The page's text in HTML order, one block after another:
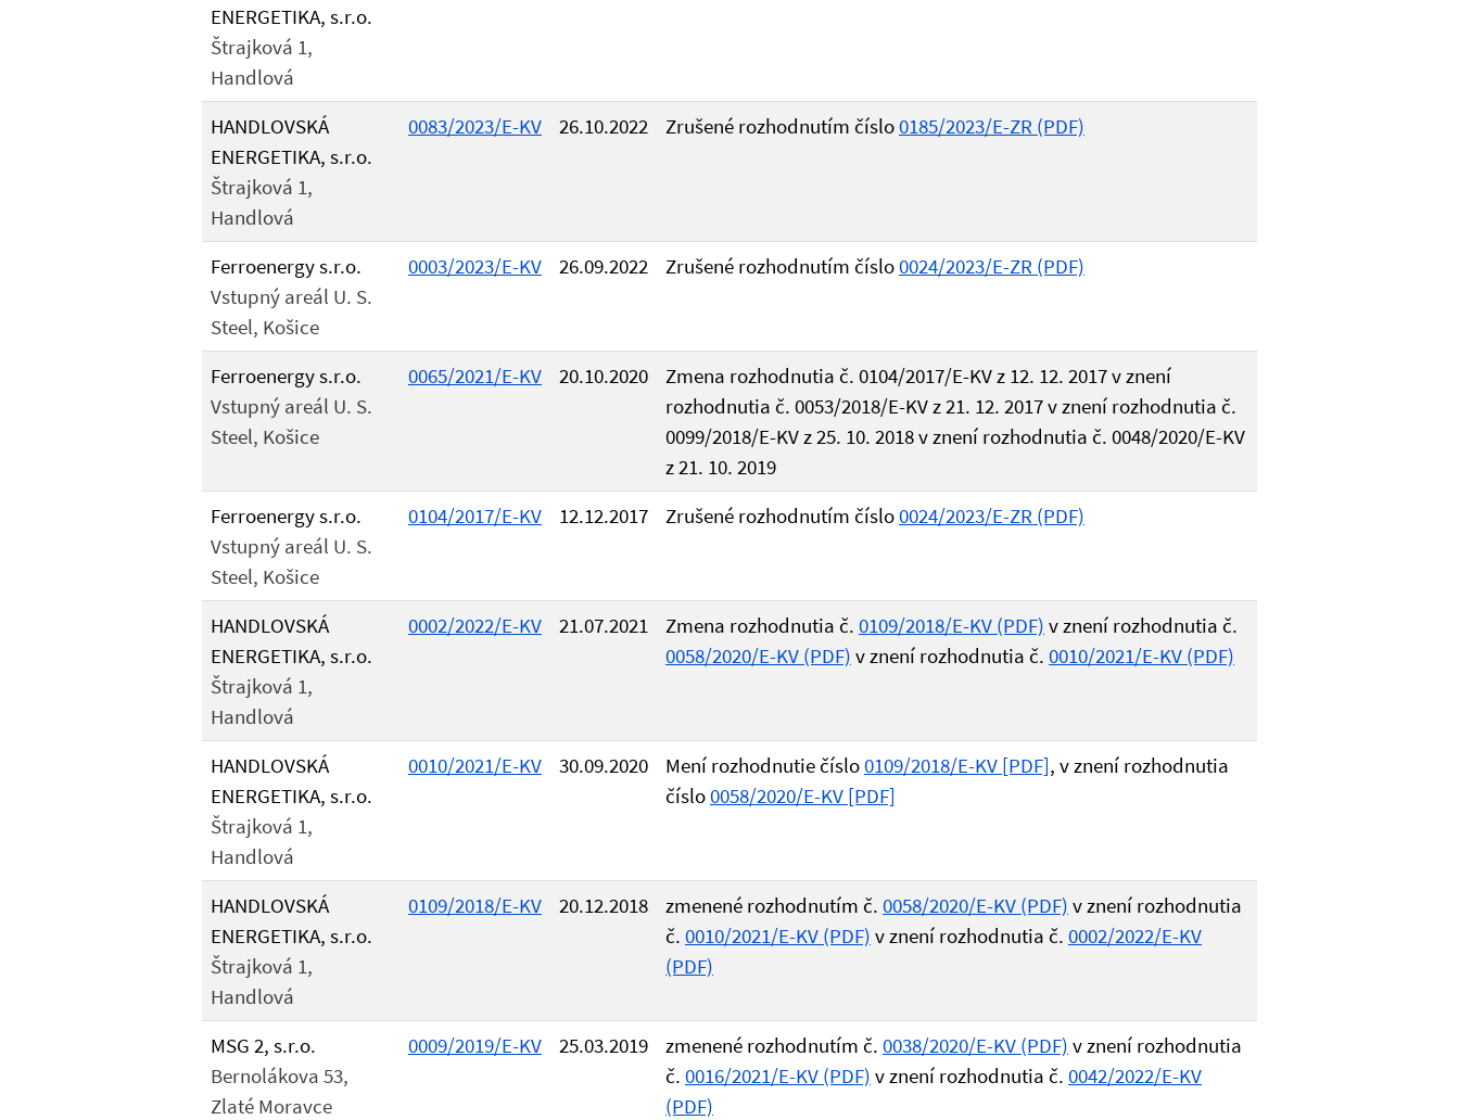
ENERGETIKA, s.r.o.
Štrajková 1,
Handlová
HANDLOVSKÁ
ENERGETIKA, s.r.o.
Štrajková 1,
Handlová
0083/2023/E-KV 26.10.2022 Zrušené rozhodnutím číslo0185/2023/E-ZR (PDF)
Ferroenergy s.r.o.
Vstupný areál U. S.
Steel, Košice
0003/2023/E-KV 26.09.2022 Zrušené rozhodnutím číslo0024/2023/E-ZR (PDF)
Ferroenergy s.r.o.
Vstupný areál U. S.
Steel, Košice
0065/2021/E-KV 20.10.2020
Zmena rozhodnutia č. 0104/2017/E-KV z 12. 12. 2017 v znení
rozhodnutia č. 0053/2018/E-KV z 21. 12. 2017 v znení rozhodnutia č.
0099/2018/E-KV z 25. 10. 2018 v znení rozhodnutia č. 0048/2020/E-KV
z 21. 10. 2019
Ferroenergy s.r.o.
Vstupný areál U. S.
Steel, Košice
0104/2017/E-KV 12.12.2017 Zrušené rozhodnutím číslo0024/2023/E-ZR (PDF)
HANDLOVSKÁ
ENERGETIKA, s.r.o.
Štrajková 1,
Handlová
0002/2022/E-KV 21.07.2021 Zmena rozhodnutia č. 0109/2018/E-KV (PDF) v znení rozhodnutia č.
0058/2020/E-KV (PDF) v znení rozhodnutia č. 0010/2021/E-KV (PDF)
HANDLOVSKÁ
ENERGETIKA, s.r.o.
Štrajková 1,
Handlová
0010/2021/E-KV 30.09.2020 Mení rozhodnutie číslo0109/2018/E-KV [PDF], v znení rozhodnutia
číslo0058/2020/E-KV [PDF]
HANDLOVSKÁ
ENERGETIKA, s.r.o.
Štrajková 1,
Handlová
0109/2018/E-KV 20.12.2018 zmenené rozhodnutím č. 0058/2020/E-KV (PDF) v znení rozhodnutia
č. 0010/2021/E-KV (PDF) v znení rozhodnutia č. 0002/2022/E-KV
(PDF)
MSG 2, s.r.o.
Bernolákova 53,
Zlaté Moravce
0009/2019/E-KV 25.03.2019 zmenené rozhodnutím č. 0038/2020/E-KV (PDF) v znení rozhodnutia
č. 0016/2021/E-KV (PDF) v znení rozhodnutia č. 0042/2022/E-KV
(PDF)